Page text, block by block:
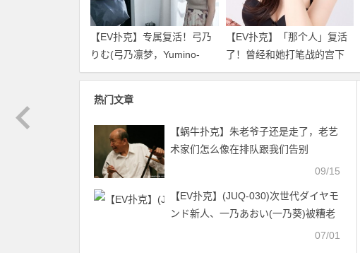
【EV扑克】专属复活！弓乃
りむ(弓乃凛梦，Yumino-
Rimu)只要不发生那件事我就
【EV扑克】「那个人」复活
了！曾经和她打笔战的宫下
玲奈回应是？
热门文章
【蜗牛扑克】朱老爷子还是走了，老艺
术家们怎么像在排队跟我们告别
09/15
【EV扑克】(JUQ-030)次世代ダイヤモ
ンド新人、一乃あおい(一乃葵)被糟老
07/01